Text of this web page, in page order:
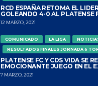
RCD ESPAÑA RETOMA EL
GOLEANDO 4-0 AL PLATENSE
12 MARZO, 2021
COMUNICADO LA LIGA
RESULTADOS FINALES JORNADA 6
PLATENSE FC Y CDS VIDA SE
EMOCIONANTE JUEGO EN EL
7 MARZO, 2021